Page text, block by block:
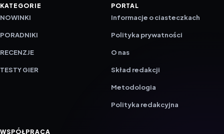
KATEGORIE
NOWINKI
PORADNIKI
RECENZJE
TESTY GIER
PORTAL
Informacje o ciasteczkach
Polityka prywatności
O nas
Skład redakcji
Metodologia
Polityka redakcyjna
WSPÓŁPRACA